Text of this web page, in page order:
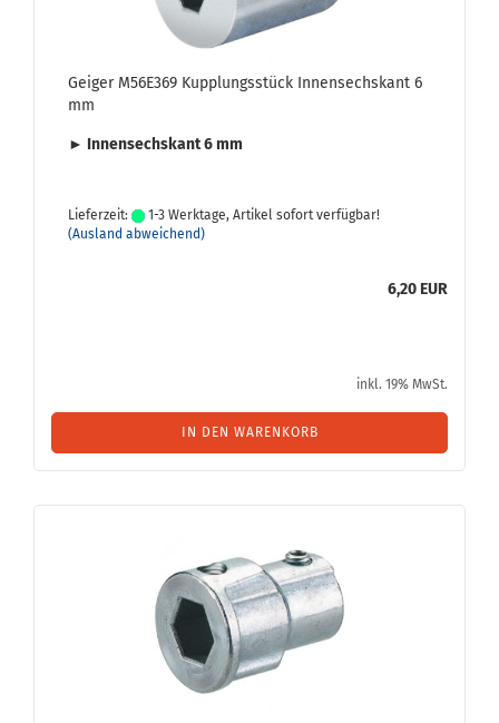
Gei­ger M56E369 Kupp­lungs­stück In­nen­sechs­kant 6
mm
► In­nen­sechs­kant 6 mm
Lieferzeit:
1-3 Werktage, Artikel sofort verfügbar!
(Ausland abweichend)
6,20 EUR
inkl. 19% MwSt.
IN DEN WARENKORB